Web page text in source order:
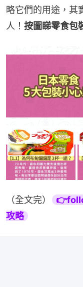
略它們的用途，其
人！ 按圖睇零食包
（全文完）
攻略